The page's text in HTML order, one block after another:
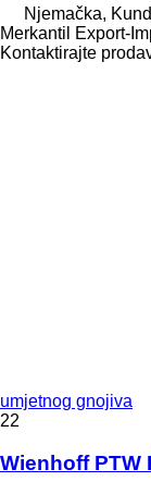
Njemačka,
Merkantil Export-
Kontaktirajte
umjetnog gnojiva
22
Wienhoff PTW